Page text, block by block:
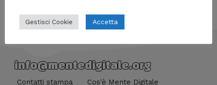
info@mentedigitale.org
Contatti stampa Cos'è Mente Digitale
Gestisci Cookie Accetta